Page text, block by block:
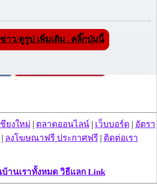
วจแม่ทาลำพูน ช่วยสาวลำพูนเหยื่อมิจฯ
กือบสองแสน โชคดีรู้ตัวเร็ว! รีบแจ้งตร.
ช.สายด่วน 1441 อายัดบัญชี-ตามเงินได้
งลำพูน ยึดยาบ้ากว่า 700 เม็ด หลังชาว
าว/ดูรูป เพิ่มเติม . คลิ๊กปุ่มนี้
ยงใหม่ ตลาดออนไลน์| เว็บบอร์ด
อัตรา
ลงโฆษณาฟรี ประกาศฟรี| ติดต่อเรา
บ้านเราทั้งหมด วิธีแลก Link